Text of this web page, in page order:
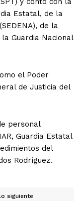
Estatal, de la
de la
Guardia Nacional
el Poder
de Justicia del
personal
Guardia Estatal
del
Rodríguez.
siguiente